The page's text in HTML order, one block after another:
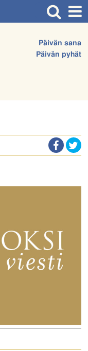
Päivän sana
Päivän pyhät